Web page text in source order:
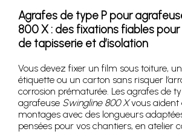
Agrafes de type P pour
800 X : des fixations fiables
de tapisserie et d’isolation
Vous devez fixer un film sous toiture,
étiquette ou un carton sans risquer
corrosion prématurée. Les agrafes de
agrafeuse Swingline 800 Xvous aident
montages avec des longueurs
pensées pour vos chantiers, en atelier